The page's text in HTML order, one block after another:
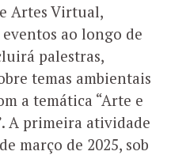
Artes Virtual,
ao longo de
palestras,
temas ambientais
a temática “Arte e
A primeira atividade
março de 2025, sob